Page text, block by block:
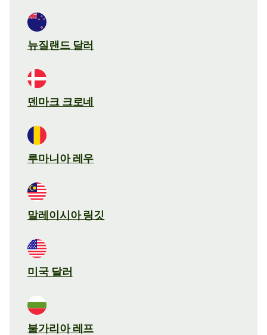
뉴질랜드 달러
덴마크 크로네
루마니아 레우
말레이시아 링깃
미국 달러
불가리아 레프